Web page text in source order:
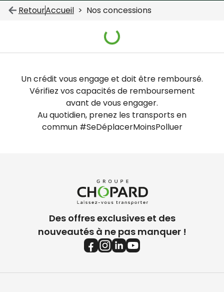
RetourAccueil Nos concessions
Un crédit vous engage et doit être remboursé.
Vérifiez vos capacités de remboursement
avant de vous engager.
Au quotidien, prenez les transports en
commun #SeDéplacerMoinsPolluer
Des offres exclusives et des
nouveautés à ne pas manquer !